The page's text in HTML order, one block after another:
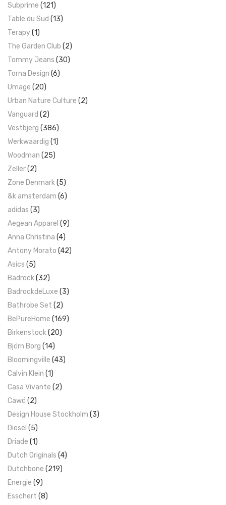
Subprime (121)
Table du Sud (13)
Terapy(1)
The Garden Club (2)
Tommy Jeans (30)
Torna Design (6)
Umage (20)
Urban Nature Culture (2)
Vanguard (2)
Vestbjerg (386)
Werkwaardig (1)
Woodman (25)
Zeller(2)
Zone Denmark(5)
&k amsterdam (6)
adidas (3)
Aegean Apparel (9)
Anna Christina (4)
Antony Morato (42)
Asics (5)
Badrock(32)
BadrockdeLuxe (3)
Bathrobe Set (2)
BePureHome (169)
Birkenstock(20)
Björn Borg (14)
Bloomingville (43)
Calvin Klein (1)
Casa Vivante (2)
Cawö (2)
Design House Stockholm (3)
Diesel (5)
Driade (1)
Dutch Originals (4)
Dutchbone (219)
Energie (9)
Esschert (8)